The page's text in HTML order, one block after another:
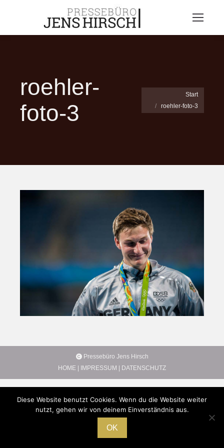
roehler-
foto-3
Sie befinden sich hier:
Start
roehler-foto-3
Pressebüro Jens Hirsch
HOME | IMPRESSUM | DATENSCHUTZ
Diese Website benutzt Cookies. Wenn du die Website weiter
nutzt, gehen wir von deinem Einverständnis aus.
OK